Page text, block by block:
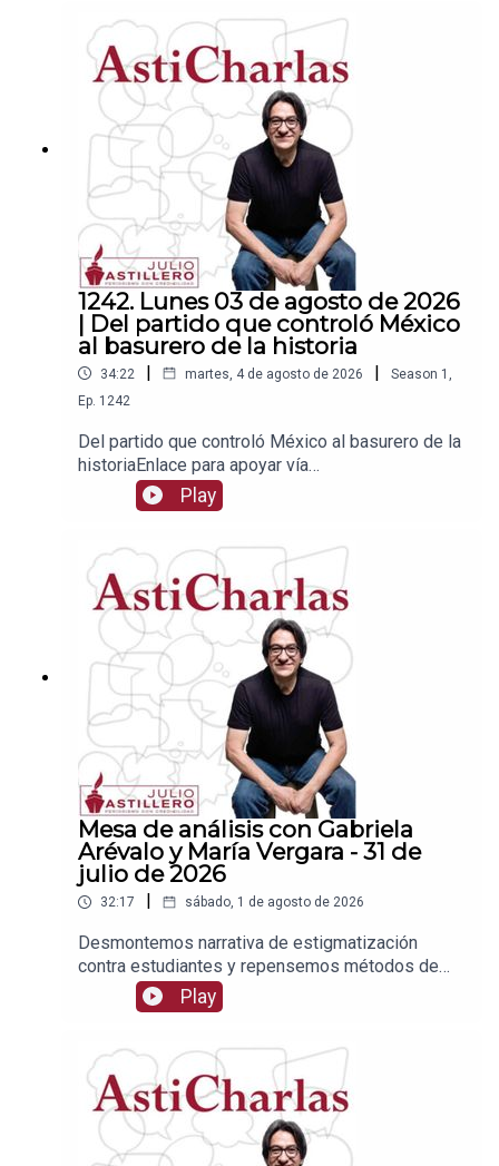
a para hacer transferencias a cuenta BBVA a
nombre de Julio Hernández López:
1539408017CLABE: 012 320 01539408017
2Tienda:https://julioastillerotienda.com/
1242. Lunes 03 de agosto de 2026
| Del partido que controló México
al basurero de la historia
34:22 | martes, 4 de agosto de 2026 | Season 1 ,
Ep. 1242
Del partido que controló México al basurero de la
historiaEnlace para apoyar vía
Patreon:https://www.patreon.com/julioastilleroEnl
ace para hacer donaciones vía
a para hacer transferencias a cuenta BBVA a
nombre de Julio Hernández López:
1539408017CLABE: 012 320 01539408017
2Tienda:https://julioastillerotienda.com/
Play
Mesa de análisis con Gabriela
Arévalo y María Vergara - 31 de
julio de 2026
32:17 | sábado, 1 de agosto de 2026
Desmontemos narrativa de estigmatización
contra estudiantes y repensemos métodos de
admisiónEnlace para apoyar vía
Patreon:https://www.patreon.com/julioastilleroEnl
PayPal:https://www.paypal.me/julioastilleroCuent
a para hacer transferencias a cuenta BBVA a
nombre de Julio Hernández López:
1539408017CLABE: 012 320 01539408017
2Tienda:https://julioastillerotienda.com/
Play